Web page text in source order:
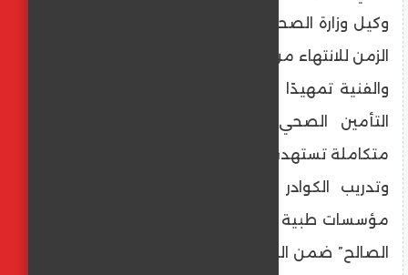
وكيل وزارة الصحة بالمنيا، أن المحافظة تسابق
الزمن للانتهاء من كافة الاستعدادات اللوجستية
والفنية تمهيدًا للدخول الرسمي في منظومة
التأمين الصحي الشامل، وذلك وفق خطة
متكاملة تستهدف رفع كفاءة المنشآت الصحية
وتدريب الكوادر الطبية، مشيرًا إلى أن دمج
مؤسسات طبية كبرى بحجم مستشفى “الراعي
الصالح” ضمن المنظومة يأتي تنفيذًا لتوجهات